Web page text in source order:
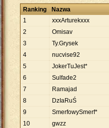
Ranking Nazwa
1
xxxArturekxxx
2
Omisav
3
Ty.Grysek
4
nucvise92
5
JokerTuJest*
6
Sulfade2
7
Ramajad
8
DzIaRuŚ
9
SmerfowySmerf*
10
gwzz